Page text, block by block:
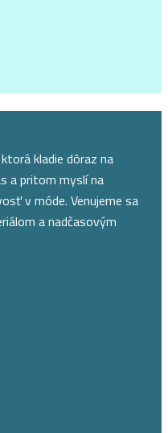
kladie dôraz na
a pritom myslí na
v móde. Venujeme sa
a nadčasovým